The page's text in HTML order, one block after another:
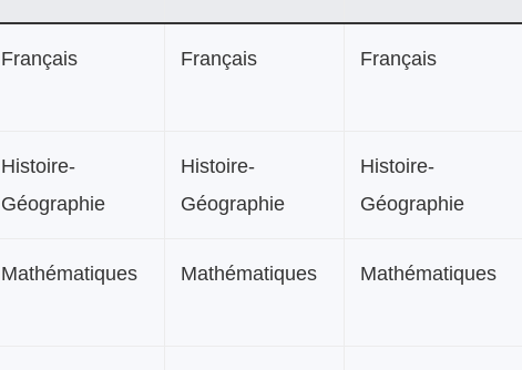
Français Français Français
Histoire-
Géographie
Histoire-
Géographie
Histoire-
Géographie
Mathématiques Mathématiques Mathématiques